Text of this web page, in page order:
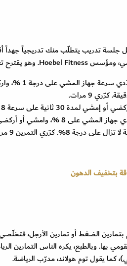
جلسة تدريب يتطلّب منك تدريجياً جهداً
لمدة 30 ثانية على سرعة 8 %، ثمّ خفّضي السرعة إلى 1 %، لمدة 60 ثانية. كرّري 9 مرات.
درجة 8%. كرّري التمرين 9 مرات.
بتخفيف الدهون
بتمارين الضغط أو تمارين الأرجل،
بها. وبالطبع، يكره الناس التمارين
كما يقول توم هولاند، مدرّب الرياضة.